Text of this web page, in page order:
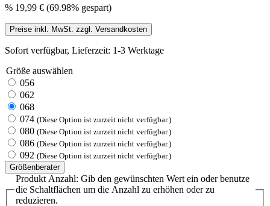
% 19,99 € (69.98% gespart)
Preise inkl. MwSt. zzgl. Versandkosten
Sofort verfügbar, Lieferzeit: 1-3 Werktage
Größe auswählen
056
062
068
074 (Diese Option ist zurzeit nicht verfügbar.)
080 (Diese Option ist zurzeit nicht verfügbar.)
086 (Diese Option ist zurzeit nicht verfügbar.)
092 (Diese Option ist zurzeit nicht verfügbar.)
Größenberater
Produkt Anzahl: Gib den gewünschten Wert ein oder benutze
die Schaltflächen um die Anzahl zu erhöhen oder zu
reduzieren.